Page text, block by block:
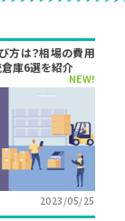
方は？相場の費用
庫6選を紹介
NEW!
2023/05/25